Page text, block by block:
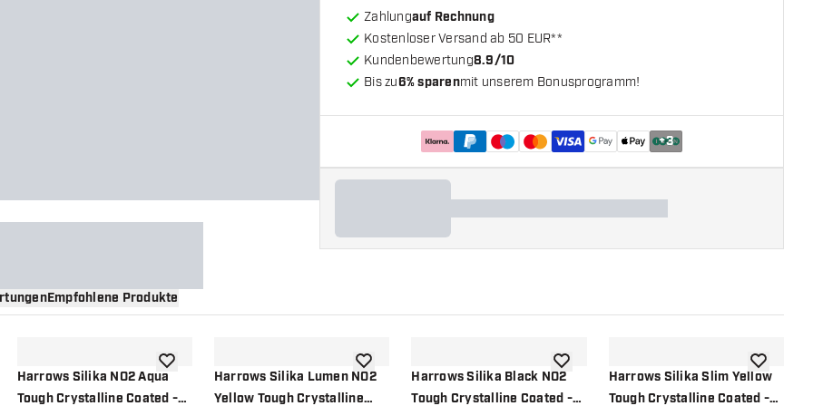
Zahlungauf Rechnung
Kostenloser Versand ab 50 EUR**
Kundenbewertung8.9/10
Bis zu6% sparenmit unserem Bonusprogramm!
+3
Empfohlene Produkte
hinzufügen
Harrows Silika NO2 Aqua
Tough Crystalline Coated -
Zur Wunschliste hinzufügen
Harrows Silika Lumen NO2
Yellow Tough Crystalline
Zur Wunschliste hinzufügen
Harrows Silika Black NO2
Tough Crystalline Coated -
Zur Wunschliste hinzufügen
Harrows Silika Slim Yellow
Tough Crystalline Coated -
Zur